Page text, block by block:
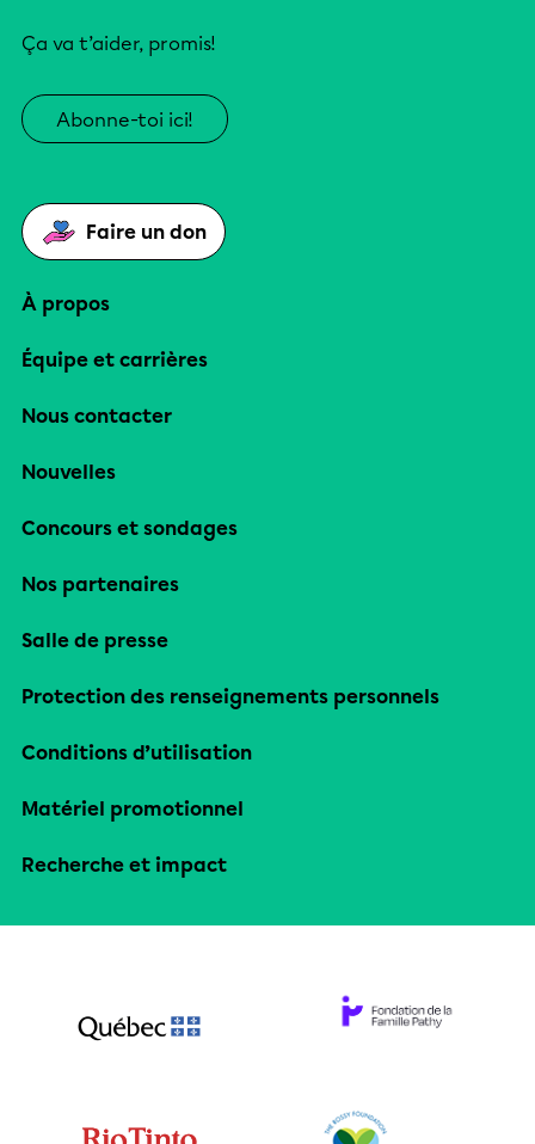
Ça va t’aider, promis!
Abonne-toi ici!
Faire un don
À propos
Équipe et carrières
Nous contacter
Nouvelles
Concours et sondages
Nos partenaires
Salle de presse
Protection des renseignements personnels
Conditions d’utilisation
Matériel promotionnel
Recherche et impact